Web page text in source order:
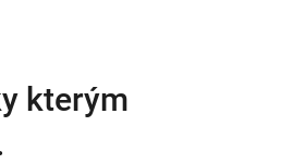
kterým